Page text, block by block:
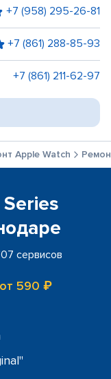
+7 (958) 295-26-81
+7 (861) 288-85-93
+7 (861) 211-62-97
Apple Watch
сервисов
от 590 ₽